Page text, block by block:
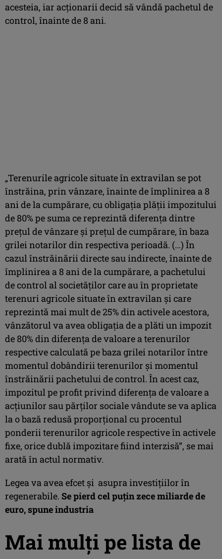
acesteia, iar acționarii decid să vândă pachetul de
control, înainte de 8 ani.
„Terenurile agricole situate în extravilan se pot
înstrăina, prin vânzare, înainte de împlinirea a 8
ani de la cumpărare, cu obligaţia plăţii impozitului
de 80% pe suma ce reprezintă diferenţa dintre
preţul de vânzare şi preţul de cumpărare, în baza
grilei notarilor din respectiva perioadă. (…) În
cazul înstrăinării directe sau indirecte, înainte de
împlinirea a 8 ani de la cumpărare, a pachetului
de control al societăţilor care au în proprietate
terenuri agricole situate în extravilan şi care
reprezintă mai mult de 25% din activele acestora,
vânzătorul va avea obligaţia de a plăti un impozit
de 80% din diferenţa de valoare a terenurilor
respective calculată pe baza grilei notarilor între
momentul dobândirii terenurilor şi momentul
înstrăinării pachetului de control. În acest caz,
impozitul pe profit privind diferenţa de valoare a
acţiunilor sau părţilor sociale vândute se va aplica
la o bază redusă proporţional cu procentul
ponderii terenurilor agricole respective în activele
fixe, orice dublă impozitare fiind interzisă”, se mai
arată în actul normativ.
Legea va avea efcet și asupra investițiilor în
regenerabile. Se pierd cel puțin zece miliarde de
euro, spune industria
Mai mulți pe lista de